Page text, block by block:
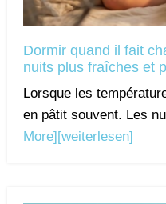
Dormir quand il fait
nuits plus fraîches et
Lorsque les
en pâtit souvent. Les
More] [weiterlesen]